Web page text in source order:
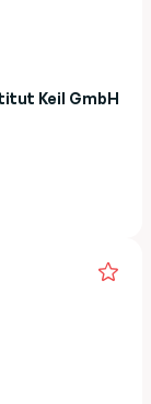
Keil GmbH